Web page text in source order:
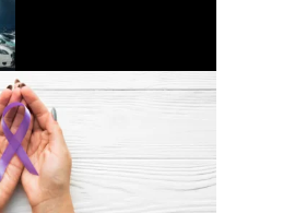
registra 3º melhor
em vendas de veículos